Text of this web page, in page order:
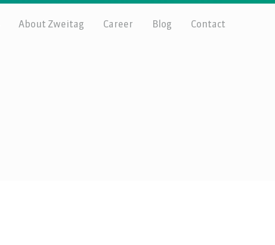
About Zweitag Career Blog Contact